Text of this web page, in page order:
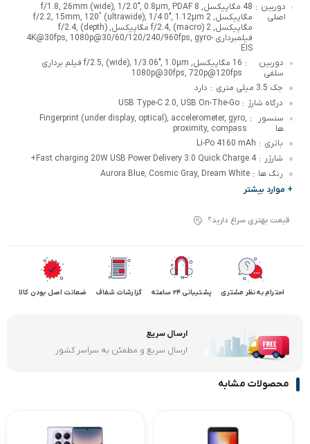
دوربین
اصلی
:
48 مگاپیکسل, f/1.8, 26mm (wide), 1/2.0", 0.8µm, PDAF 8
مگاپیکسل, f/2.2, 15mm, 120˚ (ultrawide), 1/4.0", 1.12µm 2
مگاپیکسل, f/2.4, (macro) 2 مگاپیکسل, f/2.4, (depth)
فیلمبرداری 4K@30fps, 1080p@30/60/120/240/960fps, gyro-
EIS
دوربین
سلفی
:
16 مگاپیکسل, f/2.5, (wide), 1/3.06", 1.0µm فیلم برداری
1080p@30fps, 720p@120fps
جک 3.5 میلی متری
: دارد
درگاه شارژ :
USB Type-C 2.0, USB On-The-Go
سنسور
ها
:
Fingerprint (under display, optical), accelerometer, gyro,
proximity, compass
باتری :
Li-Po 4160 mAh
شارژر :
Fast charging 20W USB Power Delivery 3.0 Quick Charge 4+
رنگ ها :
Aurora Blue, Cosmic Gray, Dream White
+ موارد بیشتر
قیمت بهتری سراغ دارید؟
احترام به نظر مشتری پشتیبانی 24 ساعته گزارشات شفاف ضمانت اصل بودن کالا
ارسال سریع
ارسال سریع و مطمئن به سراسر کشور
محصولات مشابه